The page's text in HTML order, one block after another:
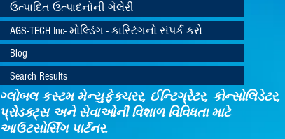
ઉત્પાદિત ઉત્પાદનોની ગેલેરી
AGS-TECH Inc- મોલ્ડિંગ - કાસ્ટિંગનો સંપર્ક કરો
Blog
Search Results
ગ્લોબલ કસ્ટમ મેન્યુફેક્ચરર, ઈન્ટિગ્રેટર, કોન્સોલિડેટર,
પ્રોડક્ટ્સ અને સેવાઓની વિશાળ વિવિધતા માટે
આઉટસોર્સિંગ પાર્ટનર.